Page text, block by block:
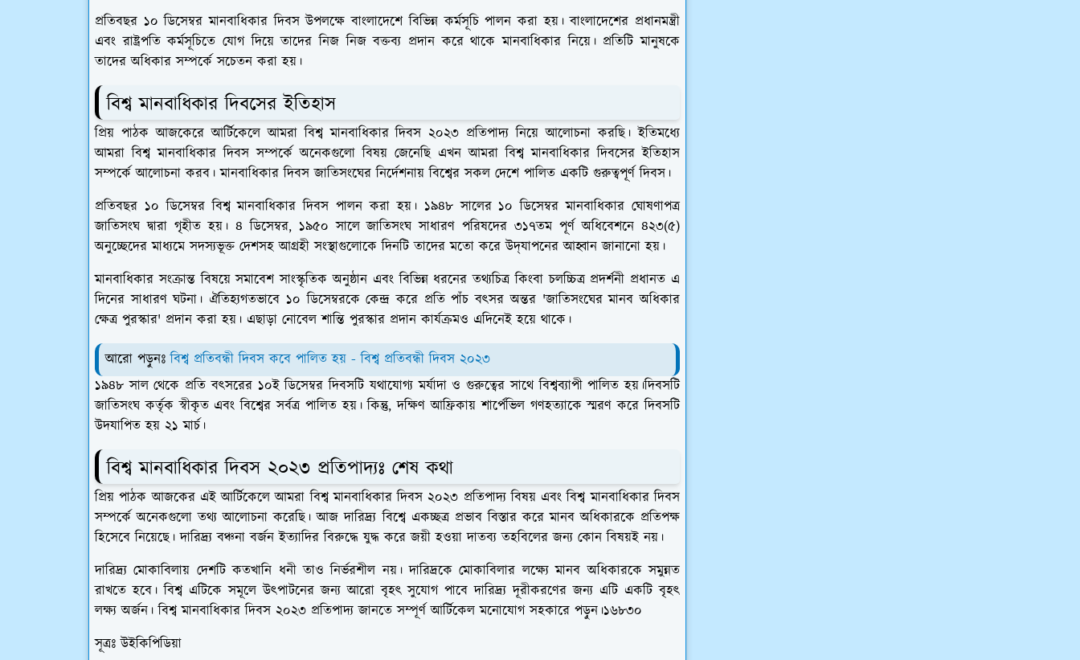
প্রতিবছর ১০ ডিসেম্বর মানবাধিকার দিবস উপলক্ষে বাংলাদেশে বিভিন্ন কর্মসূচি পালন করা হয়। বাংলাদেশের প্রধানমন্ত্রী
এবং রাষ্ট্রপতি কর্মসূচিতে যোগ দিয়ে তাদের নিজ নিজ বক্তব্য প্রদান করে থাকে মানবাধিকার নিয়ে। প্রতিটি মানুষকে
তাদের অধিকার সম্পর্কে সচেতন করা হয়।
বিশ্ব মানবাধিকার দিবসের ইতিহাস
প্রিয় পাঠক আজকেরে আর্টিকেলে আমরা বিশ্ব মানবাধিকার দিবস ২০২৩ প্রতিপাদ্য নিয়ে আলোচনা করছি। ইতিমধ্যে
আমরা বিশ্ব মানবাধিকার দিবস সম্পর্কে অনেকগুলো বিষয় জেনেছি এখন আমরা বিশ্ব মানবাধিকার দিবসের ইতিহাস
সম্পর্কে আলোচনা করব। মানবাধিকার দিবস জাতিসংঘের নির্দেশনায় বিশ্বের সকল দেশে পালিত একটি গুরুত্বপূর্ণ দিবস।
প্রতিবছর ১০ ডিসেম্বর বিশ্ব মানবাধিকার দিবস পালন করা হয়। ১৯৪৮ সালের ১০ ডিসেম্বর মানবাধিকার ঘোষণাপত্র
জাতিসংঘ দ্বারা গৃহীত হয়। ৪ ডিসেম্বর, ১৯৫০ সালে জাতিসংঘ সাধারণ পরিষদের ৩১৭তম পূর্ণ অধিবেশনে ৪২৩(৫)
অনুচ্ছেদের মাধ্যমে সদস্যভূক্ত দেশসহ আগ্রহী সংস্থাগুলোকে দিনটি তাদের মতো করে উদ্‌যাপনের আহ্বান জানানো হয়।
মানবাধিকার সংক্রান্ত বিষয়ে সমাবেশ সাংস্কৃতিক অনুষ্ঠান এবং বিভিন্ন ধরনের তথ্যচিত্র কিংবা চলচ্চিত্র প্রদর্শনী প্রধানত এ
দিনের সাধারণ ঘটনা। ঐতিহ্যগতভাবে ১০ ডিসেম্বরকে কেন্দ্র করে প্রতি পাঁচ বৎসর অন্তর 'জাতিসংঘের মানব অধিকার
ক্ষেত্র পুরস্কার' প্রদান করা হয়। এছাড়া নোবেল শান্তি পুরস্কার প্রদান কার্যক্রমও এদিনেই হয়ে থাকে।
আরো পড়ুনঃবিশ্ব প্রতিবন্ধী দিবস কবে পালিত হয় - বিশ্ব প্রতিবন্ধী দিবস ২০২৩
১৯৪৮ সাল থেকে প্রতি বৎসরের ১০ই ডিসেম্বর দিবসটি যথাযোগ্য মর্যাদা ও গুরুত্বের সাথে বিশ্বব্যাপী পালিত হয়।দিবসটি
জাতিসংঘ কর্তৃক স্বীকৃত এবং বিশ্বের সর্বত্র পালিত হয়। কিন্তু, দক্ষিণ আফ্রিকায় শার্পেভিল গণহত্যাকে স্মরণ করে দিবসটি
উদযাপিত হয় ২১ মার্চ।
বিশ্ব মানবাধিকার দিবস ২০২৩ প্রতিপাদ্যঃ শেষ কথা
প্রিয় পাঠক আজকের এই আর্টিকেলে আমরা বিশ্ব মানবাধিকার দিবস ২০২৩ প্রতিপাদ্য বিষয় এবং বিশ্ব মানবাধিকার দিবস
সম্পর্কে অনেকগুলো তথ্য আলোচনা করেছি। আজ দারিদ্র্য বিশ্বে একচ্ছত্র প্রভাব বিস্তার করে মানব অধিকারকে প্রতিপক্ষ
হিসেবে নিয়েছে। দারিদ্র্য বঞ্চনা বর্জন ইত্যাদির বিরুদ্ধে যুদ্ধ করে জয়ী হওয়া দাতব্য তহবিলের জন্য কোন বিষয়ই নয়।
দারিদ্র্য মোকাবিলায় দেশটি কতখানি ধনী তাও নির্ভরশীল নয়। দারিদ্রকে মোকাবিলার লক্ষ্যে মানব অধিকারকে সমুন্নত
রাখতে হবে। বিশ্ব এটিকে সমূলে উৎপাটনের জন্য আরো বৃহৎ সুযোগ পাবে দারিদ্র্য দূরীকরণের জন্য এটি একটি বৃহৎ
লক্ষ্য অর্জন। বিশ্ব মানবাধিকার দিবস ২০২৩ প্রতিপাদ্য জানতে সম্পূর্ণ আর্টিকেল মনোযোগ সহকারে পড়ুন।১৬৮৩০
সূত্রঃ উইকিপিডিয়া